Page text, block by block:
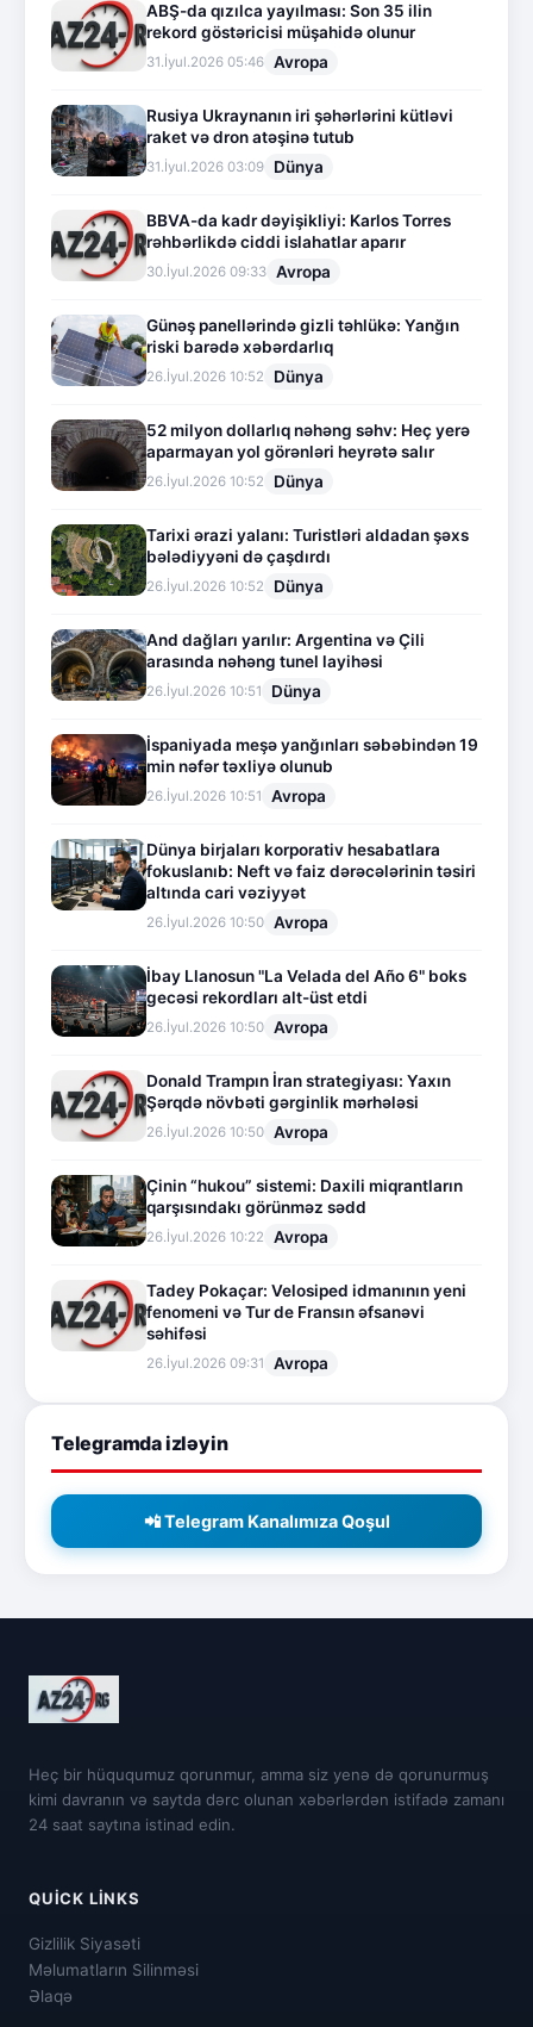
ABŞ-da qızılca yayılması: Son 35 ilin
rekord göstəricisi müşahidə olunur
31.İyul.2026 05:46 Avropa
Rusiya Ukraynanın iri şəhərlərini kütləvi
raket və dron atəşinə tutub
31.İyul.2026 03:09 Dünya
BBVA-da kadr dəyişikliyi: Karlos Torres
rəhbərlikdə ciddi islahatlar aparır
30.İyul.2026 09:33 Avropa
Günəş panellərində gizli təhlükə: Yanğın
riski barədə xəbərdarlıq
26.İyul.2026 10:52 Dünya
52 milyon dollarlıq nəhəng səhv: Heç yerə
aparmayan yol görənləri heyrətə salır
26.İyul.2026 10:52 Dünya
Tarixi ərazi yalanı: Turistləri aldadan şəxs
bələdiyyəni də çaşdırdı
26.İyul.2026 10:52 Dünya
And dağları yarılır: Argentina və Çili
arasında nəhəng tunel layihəsi
26.İyul.2026 10:51 Dünya
İspaniyada meşə yanğınları səbəbindən 19
min nəfər təxliyə olunub
26.İyul.2026 10:51 Avropa
Dünya birjaları korporativ hesabatlara
fokuslanıb: Neft və faiz dərəcələrinin təsiri
altında cari vəziyyət
26.İyul.2026 10:50 Avropa
İbay Llanosun "La Velada del Año 6" boks
gecəsi rekordları alt-üst etdi
26.İyul.2026 10:50 Avropa
Donald Trampın İran strategiyası: Yaxın
Şərqdə növbəti gərginlik mərhələsi
26.İyul.2026 10:50 Avropa
Çinin “hukou” sistemi: Daxili miqrantların
qarşısındakı görünməz sədd
26.İyul.2026 10:22 Avropa
Tadey Pokaçar: Velosiped idmanının yeni
fenomeni və Tur de Fransın əfsanəvi
səhifəsi
26.İyul.2026 09:31 Avropa
Telegramda izləyin
📲 Telegram Kanalımıza Qoşul
Heç bir hüququmuz qorunmur, amma siz yenə də qorunurmuş
kimi davranın və saytda dərc olunan xəbərlərdən istifadə zamanı
24 saat saytına istinad edin.
QUICK LINKS
Gizlilik Siyasəti
Məlumatların Silinməsi
Əlaqə